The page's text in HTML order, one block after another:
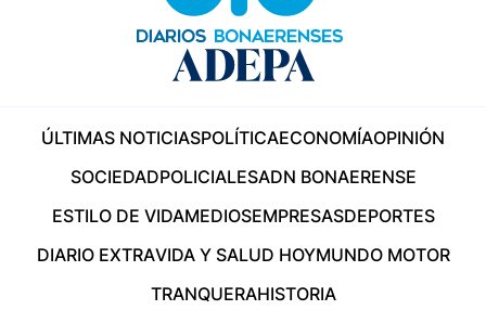
ÚLTIMAS NOTICIASPOLÍTICAECONOMÍAOPINIÓN
SOCIEDADPOLICIALESADN BONAERENSE
ESTILO DE VIDAMEDIOSEMPRESASDEPORTES
DIARIO EXTRAVIDA Y SALUD HOYMUNDO MOTOR
TRANQUERAHISTORIA